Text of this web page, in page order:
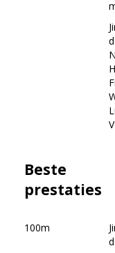
Beste
prestaties
100m